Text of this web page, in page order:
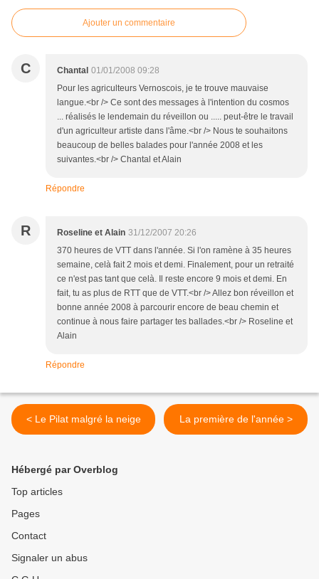
Ajouter un commentaire
C Chantal 01/01/2008 09:28
Pour les agriculteurs Vernoscois, je te trouve mauvaise
langue.<br /> Ce sont des messages à l'intention du cosmos
... réalisés le lendemain du réveillon ou ..... peut-être le travail
d'un agriculteur artiste dans l'âme.<br /> Nous te souhaitons
beaucoup de belles balades pour l'année 2008 et les
suivantes.<br /> Chantal et Alain
Répondre
R Roseline et Alain 31/12/2007 20:26
370 heures de VTT dans l'année. Si l'on ramène à 35 heures
semaine, celà fait 2 mois et demi. Finalement, pour un retraité
ce n'est pas tant que celà. Il reste encore 9 mois et demi. En
fait, tu as plus de RTT que de VTT.<br /> Allez bon réveillon et
bonne année 2008 à parcourir encore de beau chemin et
continue à nous faire partager tes ballades.<br /> Roseline et
Alain
Répondre
< Le Pilat malgré la neige La première de l'année >
Hébergé par Overblog
Top articles
Pages
Contact
Signaler un abus